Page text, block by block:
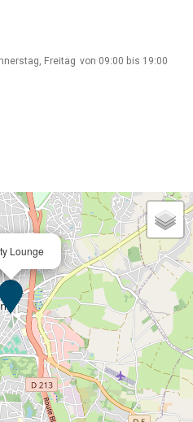
Freitag von 09:00 bis 19:00
Lounge